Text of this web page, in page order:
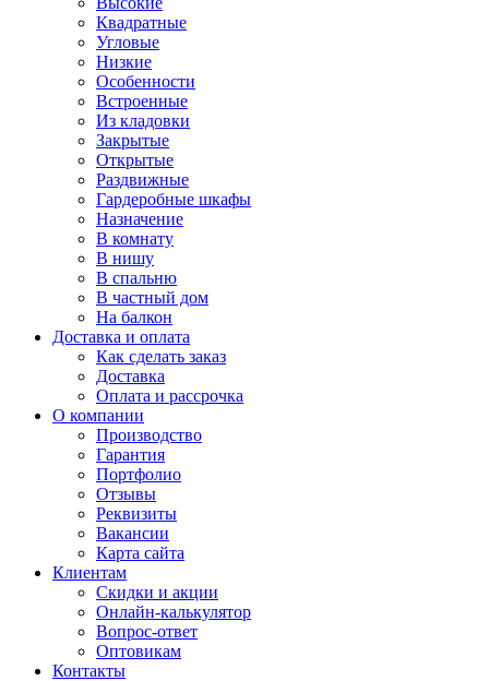
Квадратные
Угловые
Низкие
Особенности
Встроенные
Из кладовки
Закрытые
Открытые
Раздвижные
Гардеробные шкафы
Назначение
В комнату
В нишу
В спальню
В частный дом
На балкон
Доставка и оплата
Как сделать заказ
Доставка
Оплата и рассрочка
О компании
Производство
Гарантия
Портфолио
Отзывы
Реквизиты
Вакансии
Карта сайта
Клиентам
Скидки и акции
Онлайн-калькулятор
Вопрос-ответ
Оптовикам
Контакты